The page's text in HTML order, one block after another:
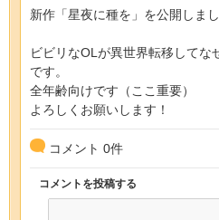
新作「星夜に種を」を公開しまし
ビビリなOLが異世界転移して
です。
全年齢向けです（ここ重要）
よろしくお願いします！
コメント 0件
コメントを投稿する